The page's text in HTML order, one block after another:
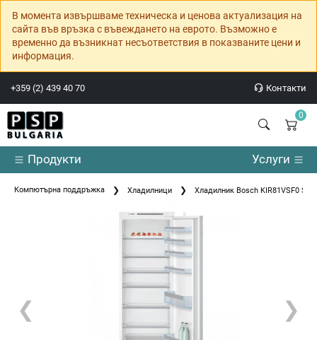
В момента извършваме техническа и ценова актуализация на
сайта във връзка с въвеждането на еврото. Възможно е
временно да възникнат несъответствия в показваните цени и
информация.
+359 (2) 439 40 70 Контакти
0
Продукти Услуги
Компютърна поддръжка Хладилници Хладилник Bosch KIR81VSF0
❮ ❯